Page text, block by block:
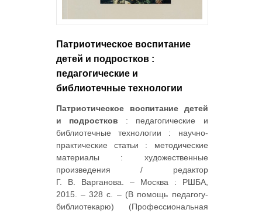
Патриотическое воспитание
детей и подростков :
педагогические и
библиотечные технологии
Патриотическое воспитание детей
и подростков : педагогические и
библиотечные технологии : научно-
практические статьи : методические
материалы : художественные
произведения / редактор
Г. В. Варганова. – Москва : РШБА,
2015. – 328 с. – (В помощь педагогу-
библиотекарю) (Профессиональная